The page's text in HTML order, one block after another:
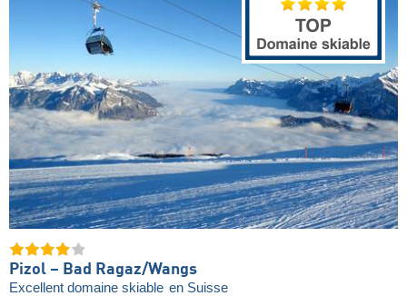
Pizol – Bad Ragaz/​Wangs
Excellent domaine skiable en Suisse